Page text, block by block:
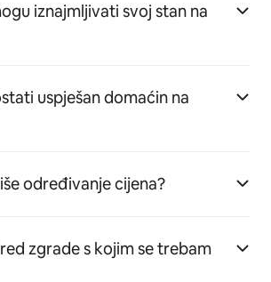
iznajmljivati svoj stan na
uspješan domaćin na
određivanje cijena?
zgrade s kojim se trebam